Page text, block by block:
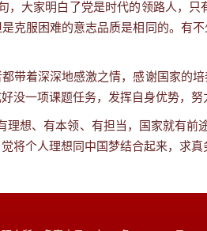
，大家明白了党是时代的领路人，
克服困难的意志品质是相同的。有
带着深深地感激之情，感谢国家的
没一项课题任务，发挥自身优势，努
理想、有本领、有担当，国家就有前
将个人理想同中国梦结合起来，求